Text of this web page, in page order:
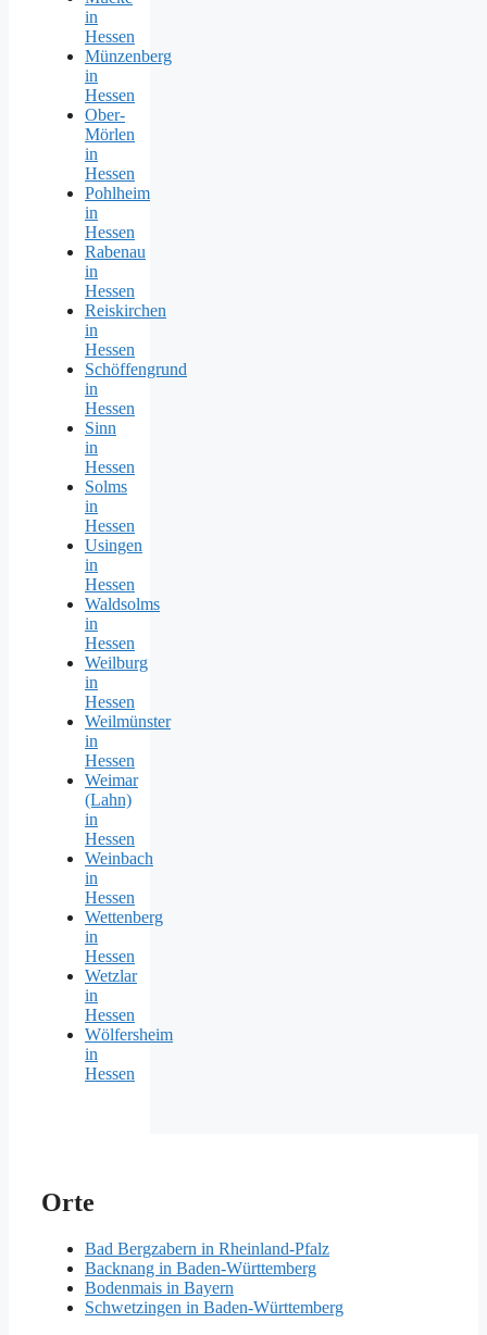
in
Hessen
Münzenberg
in
Hessen
Ober-
Mörlen
in
Hessen
Pohlheim
in
Hessen
Rabenau
in
Hessen
Reiskirchen
in
Hessen
Schöffengrund
in
Hessen
Sinn
in
Hessen
Solms
in
Hessen
Usingen
in
Hessen
Waldsolms
in
Hessen
Weilburg
in
Hessen
Weilmünster
in
Hessen
Weimar
(Lahn)
in
Hessen
Weinbach
in
Hessen
Wettenberg
in
Hessen
Wetzlar
in
Hessen
Wölfersheim
in
Hessen
Orte
Bad Bergzabern in Rheinland-Pfalz
Backnang in Baden-Württemberg
Bodenmais in Bayern
Schwetzingen in Baden-Württemberg